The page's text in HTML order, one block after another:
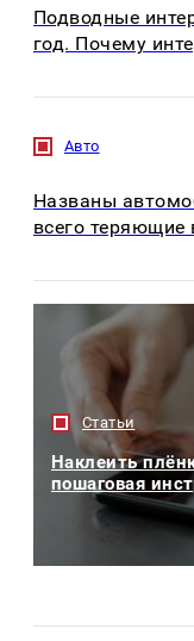
Подводные
год. Почему
Авто
Названы
всего теряющие
Статьи
Наклеить
пошаговая